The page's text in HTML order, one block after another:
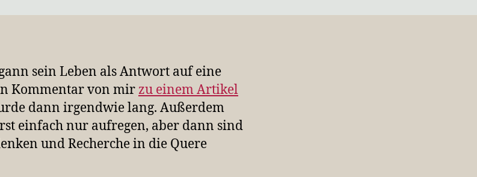
sein Leben als Antwort auf eine
Kommentar von mir zu einem Artikel
dann irgendwie lang. Außerdem
einfach nur aufregen, aber dann sind
und Recherche in die Quere